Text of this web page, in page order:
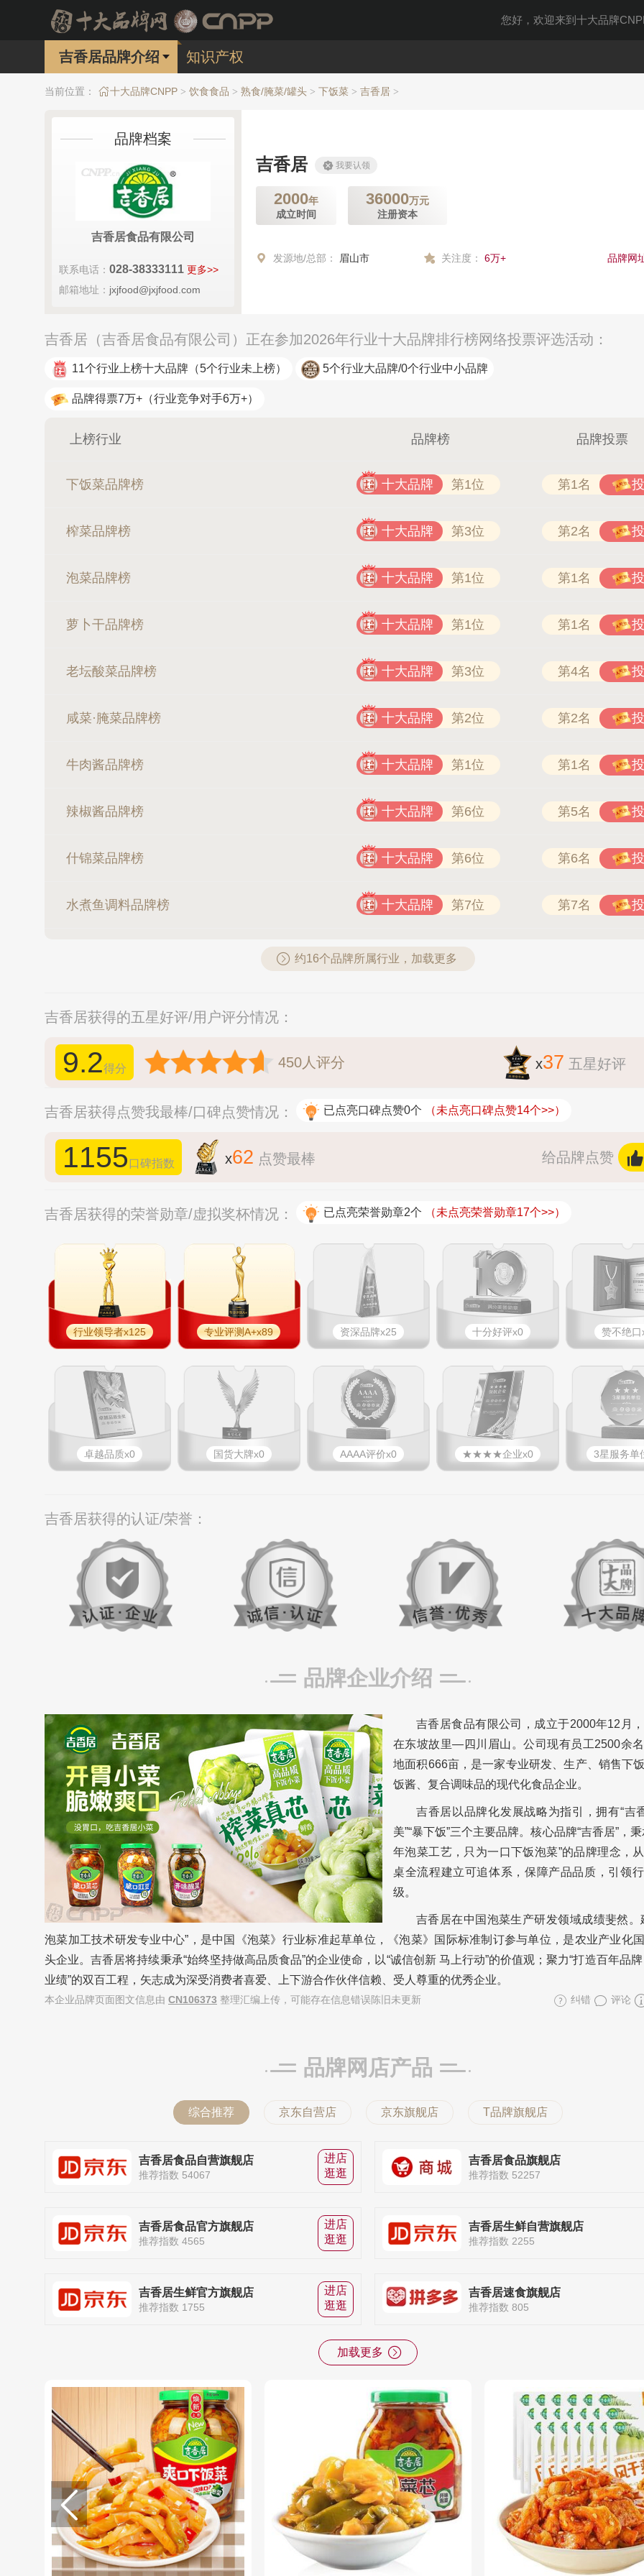
您好，欢迎来到十大品牌
吉香居品牌介绍 知识产权
当前位置： 十大品牌CNPP > 饮食食品 > 熟食/腌菜/罐头 > 下饭菜 > 吉香居 >
品牌档案
吉香居食品有限公司
联系电话： 028-38333111 更多>>
邮箱地址： jxjfood@jxjfood.com
吉香居 我要认领
2000年
成立时间
36000万元
注册资本
发源地/总部： 眉山市 关注度： 6万+ 品牌网
吉香居（吉香居食品有限公司）正在参加2026年行业十大品牌排行榜网络投票评选活动：
11个行业上榜十大品牌 （5个行业未上榜） 5个行业大品牌/0个行业中小品牌
品牌得票7万+ （行业竞争对手6万+）
上榜行业 品牌榜 品牌投票
下饭菜品牌榜 十大品牌 第1位 第1名
榨菜品牌榜 十大品牌 第3位 第2名
泡菜品牌榜 十大品牌 第1位 第1名
萝卜干品牌榜 十大品牌 第1位 第1名
老坛酸菜品牌榜 十大品牌 第3位 第4名
咸菜·腌菜品牌榜 十大品牌 第2位 第2名
牛肉酱品牌榜 十大品牌 第1位 第1名
辣椒酱品牌榜 十大品牌 第6位 第5名
什锦菜品牌榜 十大品牌 第6位 第6名
水煮鱼调料品牌榜 十大品牌 第7位 第7名
约16个品牌所属行业，加载更多
吉香居获得的五星好评/用户评分情况：
9.2得分 450人评分 x37 五星好评
吉香居获得点赞我最棒/口碑点赞情况： 已点亮口碑点赞0个 （未点亮口碑点赞14个>>）
1155口碑指数 x62 点赞最棒 给品牌点赞
吉香居获得的荣誉勋章/虚拟奖杯情况： 已点亮荣誉勋章2个 （未点亮荣誉勋章17个>>）
行业领导者x125 专业评测A+x89 资深品牌x25 十分好评x0 赞不绝口
卓越品质x0 国货大牌x0 AAAA评价x0 ★★★★企业x0 3星服务单
吉香居获得的认证/荣誉：
品牌企业介绍
吉香居食品有限公司，成立于2000年12月
在东坡故里—四川眉山。公司现有员工2500余
地面积666亩，是一家专业研发、生产、销售下
饭酱、复合调味品的现代化食品企业。
吉香居以品牌化发展战略为指引，拥有“吉
美”“暴下饭”三个主要品牌。核心品牌“吉香居”，
年泡菜工艺，只为一口下饭泡菜”的品牌理念，
桌全流程建立可追体系，保障产品品质，引领
级。
吉香居在中国泡菜生产研发领域成绩斐然。
泡菜加工技术研发专业中心”，是中国《泡菜》行业标准起草单位，《泡菜》国际标准制订参与单位，是农业产业化
头企业。吉香居将持续秉承“始终坚持做高品质食品”的企业使命，以“诚信创新 马上行动”的价值观；聚力“打造百年品
业绩”的双百工程，矢志成为深受消费者喜爱、上下游合作伙伴信赖、受人尊重的优秀企业。
本企业品牌页面图文信息由 CN106373 整理汇编上传，可能存在信息错误陈旧未更新 纠错 评论
品牌网店产品
综合推荐 京东自营店 京东旗舰店 T品牌旗舰店
吉香居食品自营旗舰店
推荐指数 54067
进店
逛逛
吉香居食品旗舰店
推荐指数 52257
吉香居食品官方旗舰店
推荐指数 4565
进店
逛逛
吉香居生鲜自营旗舰店
推荐指数 2255
吉香居生鲜官方旗舰店
推荐指数 1755
进店
逛逛
吉香居速食旗舰店
推荐指数 805
加载更多